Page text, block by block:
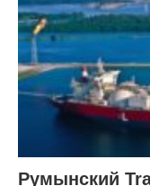
Румынский